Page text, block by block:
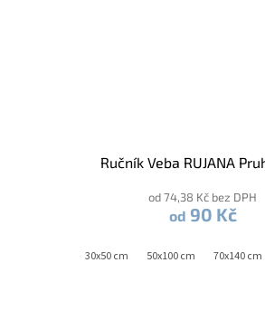
Ručník Veba RUJANA
od 74,38 Kč bez DPH
od 90 Kč
30x50 cm 50x100 cm 70x140 cm